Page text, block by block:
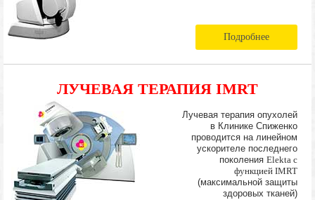
Подробнее
ЛУЧЕВАЯ ТЕРАПИЯ IMRT
Лучевая терапия опухолей
в Клинике Спиженко
проводится на линейном
ускорителе последнего
поколения Elekta с
функцией IMRT
(максимальной защиты
здоровых тканей)